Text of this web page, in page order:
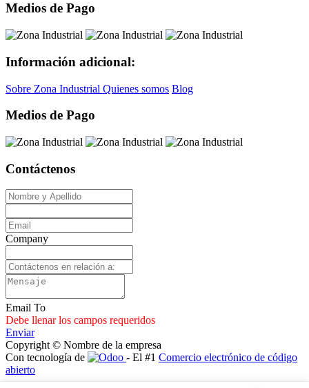
Medios de Pago
Información adicional:
Sobre Zona Industrial Quienes somos Blog
Medios de Pago
Contáctenos
Company
Email To
Debe llenar los campos requeridos
Enviar
Copyright © Nombre de la empresa
Con tecnología de
- El #1 Comercio electrónico de código
abierto